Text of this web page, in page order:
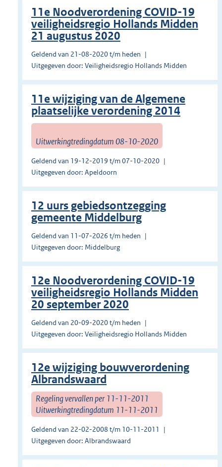
11e Noodverordening COVID-19
veiligheidsregio Hollands Midden
21 augustus 2020
Geldend van 21-08-2020 t/m heden
Uitgegeven door: Veiligheidsregio Hollands Midden
11e wijziging van de Algemene
plaatselijke verordening 2014
Uitwerkingtredingdatum 08-10-2020
Geldend van 19-12-2019 t/m 07-10-2020
Uitgegeven door: Apeldoorn
12 uurs gebiedsontzegging
gemeente Middelburg
Geldend van 11-07-2026 t/m heden
Uitgegeven door: Middelburg
12e Noodverordening COVID-19
veiligheidsregio Hollands Midden
20 september 2020
Geldend van 20-09-2020 t/m heden
Uitgegeven door: Veiligheidsregio Hollands Midden
12e wijziging bouwverordening
Albrandswaard
Regeling vervallen per 11-11-2011
Uitwerkingtredingdatum 11-11-2011
Geldend van 22-02-2008 t/m 10-11-2011
Uitgegeven door: Albrandswaard